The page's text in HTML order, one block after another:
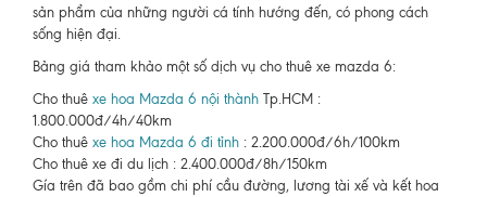
sản phẩm của những người cá tính hướng đến, có phong cách
sống hiện đại.
Bảng giá tham khảo một số dịch vụ cho thuê xe mazda 6:
Cho thuê xe hoa Mazda 6 nội thành Tp.HCM :
1.800.000đ/4h/40km
Cho thuê xe hoa Mazda 6 đi tỉnh : 2.200.000đ/6h/100km
Cho thuê xe đi du lịch : 2.400.000đ/8h/150km
Gía trên đã bao gồm chi phí cầu đường, lương tài xế và kết hoa